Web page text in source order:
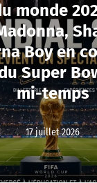
monde
Boy en
Super
mi-temps
17 juillet 2026